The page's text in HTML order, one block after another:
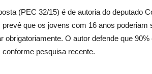
(PEC 32/15) é de autoria do deputado
prevê que os jovens com 16 anos
obrigatoriamente. O autor defende que
conforme pesquisa recente.